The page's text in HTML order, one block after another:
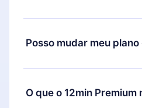
Você pode baixar nosso
aproveitar nossa biblioteca.
não ficar satisfeito com
e solicitar o reembolso do
Posso mudar meu
Sim, mas a mudança só se
próximo período de
você decidiu mudar sua
O que o 12min Premium